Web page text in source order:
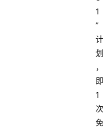
1
”
计
划
，
即
1
次
免